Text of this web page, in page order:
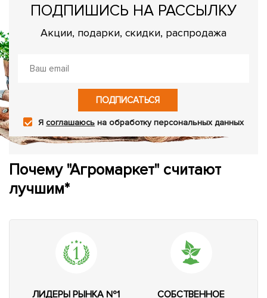
ПОДПИШИСЬ НА РАССЫЛКУ
Акции, подарки, скидки, распродажа
ПОДПИСАТЬСЯ
Ясоглашаюсь на обработку персональных данных
Почему "Агромаркет" считают
лучшим*
ЛИДЕРЫ РЫНКА №1 СОБСТВЕННОЕ